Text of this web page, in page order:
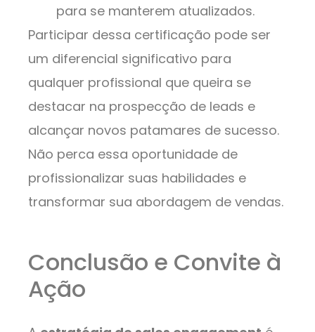
para se manterem atualizados.
Participar dessa certificação pode ser
um diferencial significativo para
qualquer profissional que queira se
destacar na prospecção de leads e
alcançar novos patamares de sucesso.
Não perca essa oportunidade de
profissionalizar suas habilidades e
transformar sua abordagem de vendas.
Conclusão e Convite à
Ação